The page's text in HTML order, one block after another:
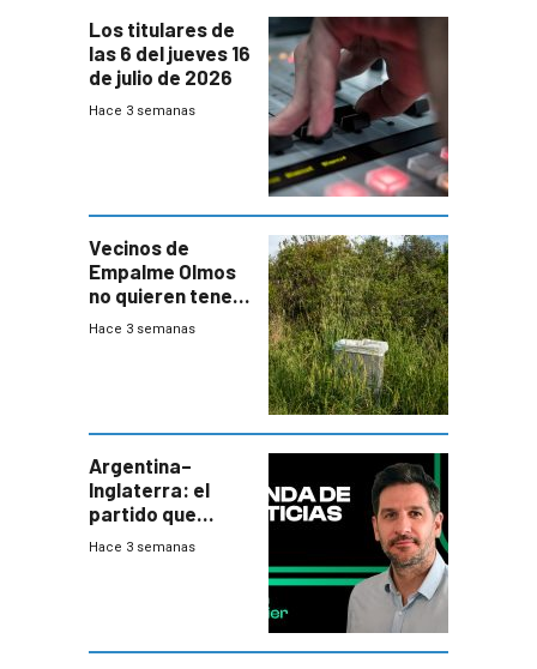
Los titulares de
las 6 del jueves 16
de julio de 2026
Hace 3 semanas
Vecinos de
Empalme Olmos
no quieren tener
cerca una planta
departamental
Hace 3 semanas
Argentina–
Inglaterra: el
partido que
nunca termina
Hace 3 semanas